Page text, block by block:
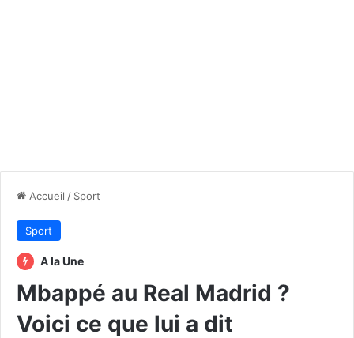
Accueil / Sport
Sport
A la Une
Mbappé au Real Madrid ?
Voici ce que lui a dit